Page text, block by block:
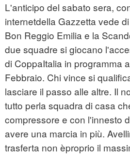
L'anticipo del sabato sera,
internetdella Gazzetta vede
Bon Reggio Emilia e la
due squadre si giocano
di CoppaItalia in programma
Febbraio. Chi vince si
lasciare il passo alle altre. Il
tutto perla squadra di casa
compressore e con l'innesto
avere una marcia in più.
trasferta non èproprio il